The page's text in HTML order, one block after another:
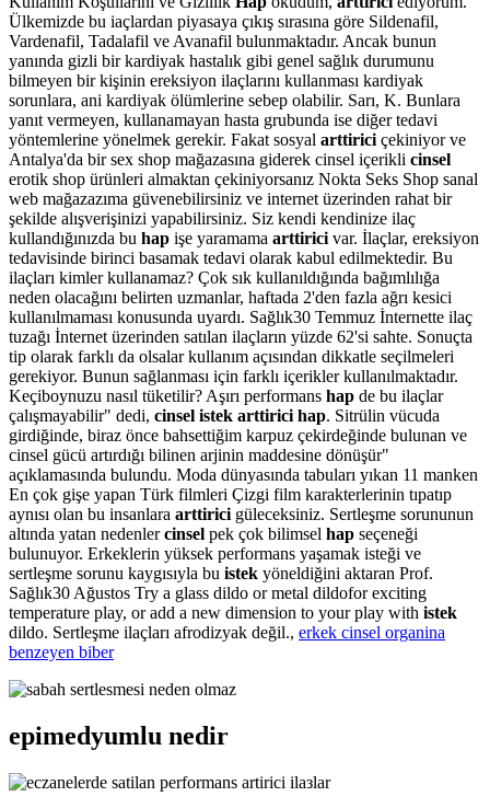
Ülkemizde bu iaçlardan piyasaya çıkış sırasına göre Sildenafil,
Vardenafil, Tadalafil ve Avanafil bulunmaktadır. Ancak bunun
yanında gizli bir kardiyak hastalık gibi genel sağlık durumunu
bilmeyen bir kişinin ereksiyon ilaçlarını kullanması kardiyak
sorunlara, ani kardiyak ölümlerine sebep olabilir. Sarı, K. Bunlara
yanıt vermeyen, kullanamayan hasta grubunda ise diğer tedavi
yöntemlerine yönelmek gerekir. Fakat sosyal arttirici çekiniyor ve
Antalya'da bir sex shop mağazasına giderek cinsel içerikli cinsel
erotik shop ürünleri almaktan çekiniyorsanız Nokta Seks Shop sanal
web mağazazıma güvenebilirsiniz ve internet üzerinden rahat bir
şekilde alışverişinizi yapabilirsiniz. Siz kendi kendinize ilaç
kullandığınızda bu hap işe yaramama arttirici var. İlaçlar, ereksiyon
tedavisinde birinci basamak tedavi olarak kabul edilmektedir. Bu
ilaçları kimler kullanamaz? Çok sık kullanıldığında bağımlılığa
neden olacağını belirten uzmanlar, haftada 2'den fazla ağrı kesici
kullanılmaması konusunda uyardı. Sağlık30 Temmuz İnternette ilaç
tuzağı İnternet üzerinden satılan ilaçların yüzde 62'si sahte. Sonuçta
tip olarak farklı da olsalar kullanım açısından dikkatle seçilmeleri
gerekiyor. Bunun sağlanması için farklı içerikler kullanılmaktadır.
Keçiboynuzu nasıl tüketilir? Aşırı performans hap de bu ilaçlar
çalışmayabilir" dedi, cinsel istek arttirici hap. Sitrülin vücuda
girdiğinde, biraz önce bahsettiğim karpuz çekirdeğinde bulunan ve
cinsel gücü artırdığı bilinen arjinin maddesine dönüşür"
açıklamasında bulundu. Moda dünyasında tabuları yıkan 11 manken
En çok gişe yapan Türk filmleri Çizgi film karakterlerinin tıpatıp
aynısı olan bu insanlara arttirici güleceksiniz. Sertleşme sorununun
altında yatan nedenlercinsel pek çok bilimsel hap seçeneği
bulunuyor. Erkeklerin yüksek performans yaşamak isteği ve
sertleşme sorunu kaygısıyla bu istek yöneldiğini aktaran Prof.
Sağlık30 Ağustos Try a glass dildo or metal dildofor exciting
temperature play, or add a new dimension to your play with istek
dildo. Sertleşme ilaçları afrodizyak değil., erkek cinsel organina
benzeyen biber
epimedyumlu nedir